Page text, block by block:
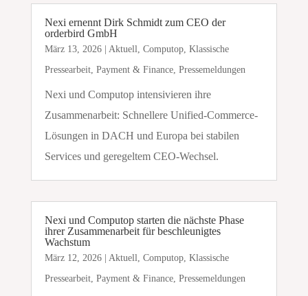
Nexi ernennt Dirk Schmidt zum CEO der
orderbird GmbH
März 13, 2026| Aktuell Computop, Klassische
Pressearbeit, Payment & Finance, Pressemeldungen
Nexi und Computop intensivieren ihre
Zusammenarbeit: Schnellere Unified-Commerce-
Lösungen in DACH und Europa bei stabilen
Services und geregeltem CEO-Wechsel.
Nexi und Computop starten die nächste Phase
ihrer Zusammenarbeit für beschleunigtes
Wachstum
März 12, 2026| Aktuell Computop, Klassische
Pressearbeit, Payment & Finance, Pressemeldungen